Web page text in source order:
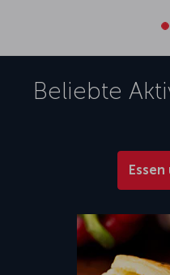
Beliebte